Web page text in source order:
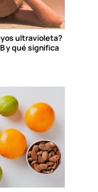
ultravioleta?
y qué significa